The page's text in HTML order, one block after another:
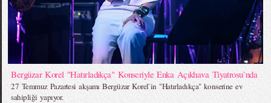
Bergüzar Korel "Hatırladıkça" Konseriyle Enka Açıkhava Tiyatrosu`nda
27 Temmuz Pazartesi akşamı Bergüzar Korel`in "Hatırladıkça" konserine ev
sahipliği yapıyor.